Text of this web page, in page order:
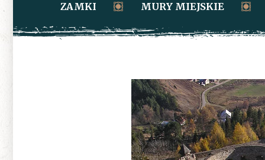
ZAMKI MURY MIEJSKIE